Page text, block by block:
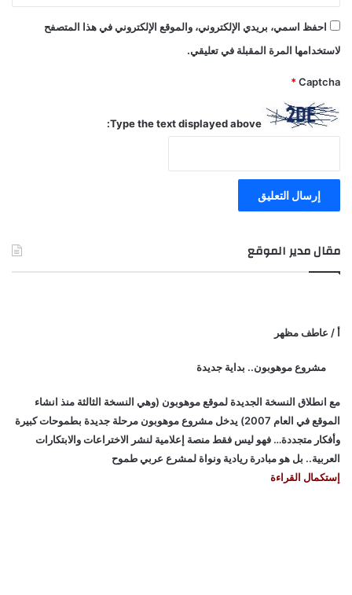
احفظ اسمي، بريدي الإلكتروني، والموقع الإلكتروني في هذا المتصفح
لاستخدامها المرة المقبلة في تعليقي.
Captcha
*
Type the text displayed above:
مقال مدير الموقع
أ / عاطف مظهر
مشروع موهوبون.. بداية جديدة
مع انطلاق النسخة الجديدة لموقع موهوبون (وهي النسخة الثالثة منذ انشاء
الموقع في العام 2007) يدخل مشروع موهوبون مرحلة جديدة بطموحات كبيرة
وأفكار متجددة… فهو ليس فقط منصة إعلامية لنشر الاختراعات والابتكارات
العربية.. بل هو مبادرة ريادية ونواة لمشرع عربي طموح
إستكمال القراءة